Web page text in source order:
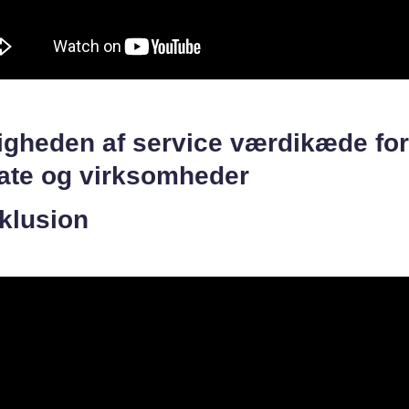
af service værdikæde for
og virksomheder